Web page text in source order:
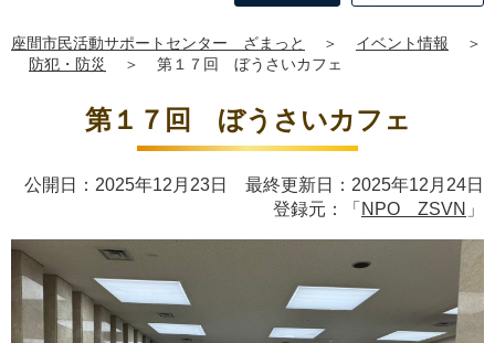
座間市民活動サポートセンター ざまっと ＞ イベント情報
＞
防犯・防災
＞ 第１７回 ぼうさいカフェ
第１７回 ぼうさいカフェ
公開日：2025年12月23日 最終更新日：2025年12月24日
登録元：「 NPO ZSVN 」